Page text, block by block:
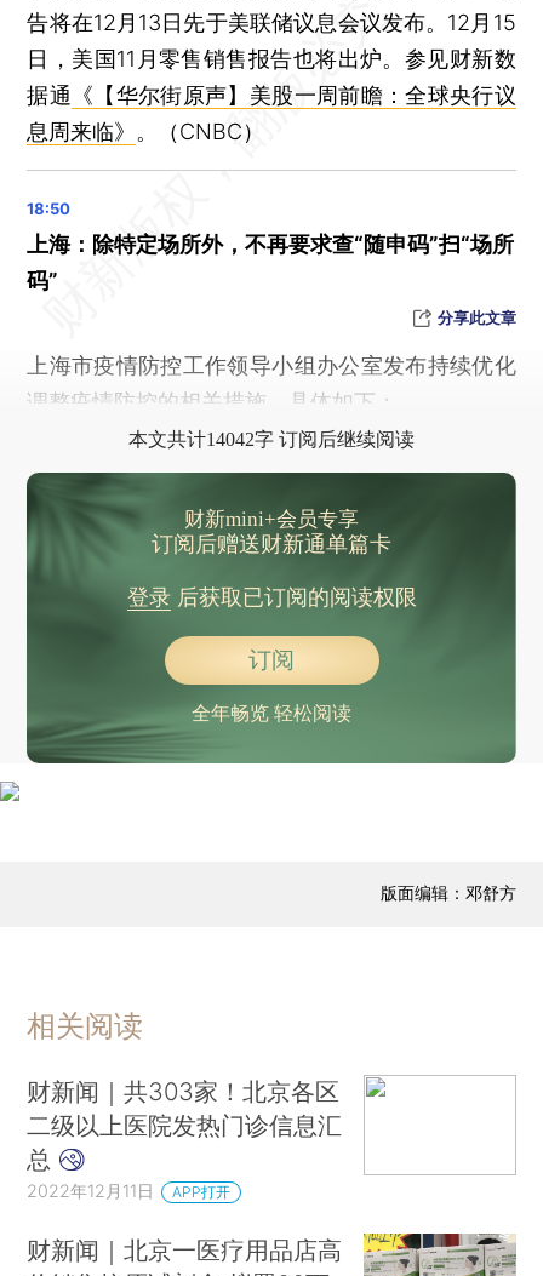
央地增信民营房企债券发行在上交所落地
佛山全域取消住房“限购令” 一线城市会否跟上？
富士康追加5亿美元投资印度 “印度制造”准备好了吗？
马斯克公开“推特密档” 曝光“灰色封禁”体制
告将在12月13日先于美联储议息会议发布。12月15
日，美国11月零售销售报告也将出炉。参见财新数
据通 《【华尔街原声】美股一周前瞻：全球央行议
息周来临》 。（CNBC）
上海：除特定场所外，不再要求查“随申码”扫“场所
码”
分享此文章
上海市疫情防控工作领导小组办公室发布持续优化
调整疫情防控的相关措施，具体如下：
本文共计14042字 订阅后继续阅读
财新mini+会员专享
订阅后赠送财新通单篇卡
登录后获取已订阅的阅读权限
订阅
全年畅览 轻松阅读
版面编辑：邓舒方
相关阅读
财新闻｜共303家！北京各区
二级以上医院发热门诊信息汇
总
2022年12月11日 APP打开
财新闻｜北京一医疗用品店高